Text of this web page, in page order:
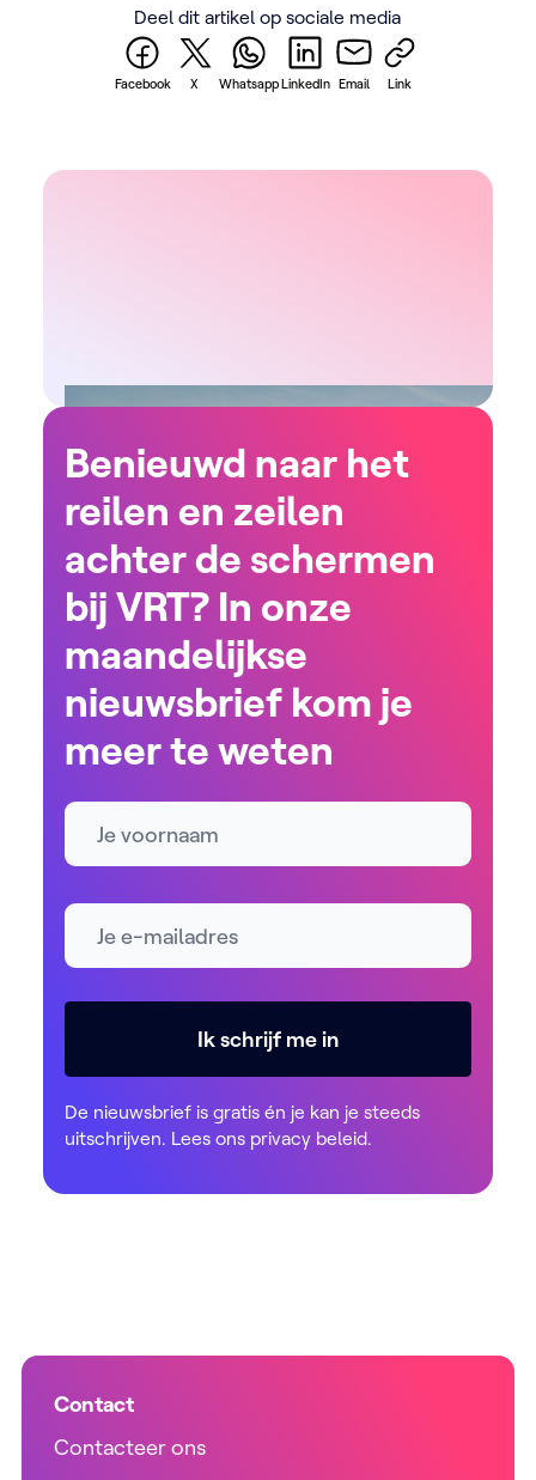
Deel dit artikel op sociale media
Facebook X WhatsappLinkedIn Email Link
Benieuwd naar het
reilen en zeilen
achter de schermen
bij VRT? In onze
maandelijkse
nieuwsbrief kom je
meer te weten
Naam
E-mailadres *
Ik schrijf me in
De nieuwsbrief is gratis én je kan je steeds
uitschrijven. Lees ons privacy beleid.
Contact
Contacteer ons